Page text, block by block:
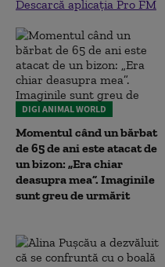
Descarcă aplicația Pro FM
DIGI ANIMAL WORLD
Momentul când un bărbat
de 65 de ani este atacat de
un bizon: „Era chiar
deasupra mea”. Imaginile
sunt greu de urmărit